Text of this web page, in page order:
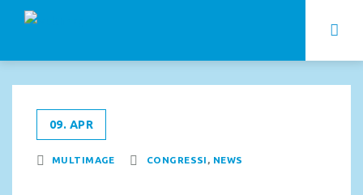
09. APR
MULTIMAGE CONGRESSI , NEWS